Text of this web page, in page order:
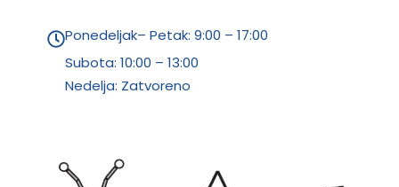
Ponedeljak– Petak: 9:00 – 17:00
Subota: 10:00 – 13:00
Nedelja: Zatvoreno